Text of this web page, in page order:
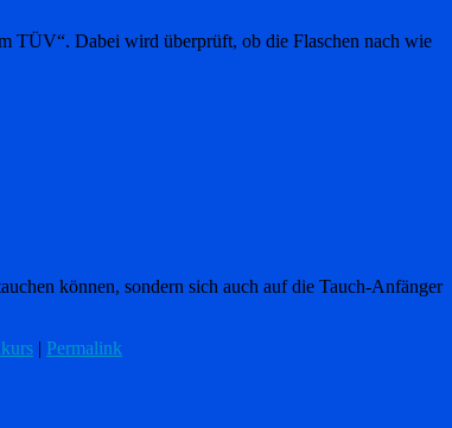
TÜV“. Dabei wird überprüft, ob die Flaschen nach wie
können, sondern sich auch auf die Tauch-Anfänger
| Permalink